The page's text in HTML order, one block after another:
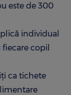
este de 300
individual
copil
ca tichete